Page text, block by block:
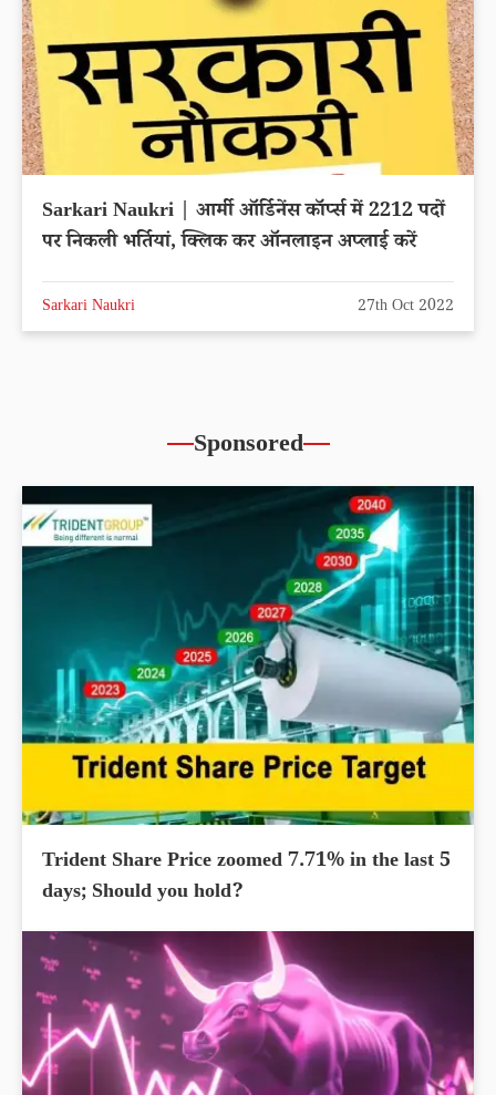
Sarkari Naukri | आर्मी ऑर्डिनेंस कॉर्प्स में 2212 पदों
पर निकली भर्तियां, क्लिक कर ऑनलाइन अप्लाई करें
Sarkari Naukri 27th Oct 2022
Sponsored
Trident Share Price zoomed 7.71% in the last 5
days; Should you hold?